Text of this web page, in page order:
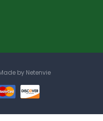
by Netenvie